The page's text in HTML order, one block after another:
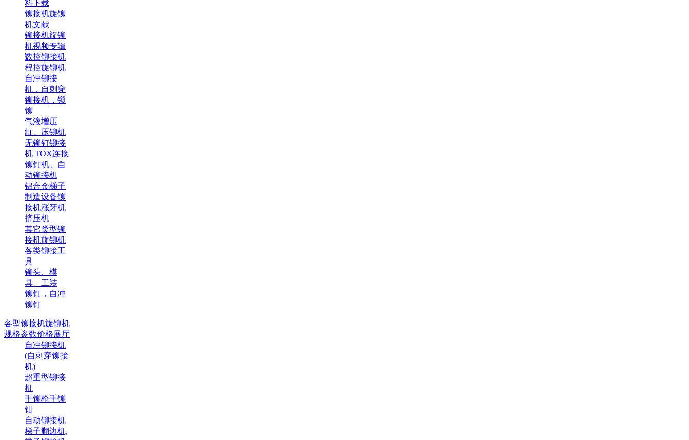
料下载
铆接机旋铆
机文献
铆接机旋铆
机视频专辑
数控铆接机
程控旋铆机
自冲铆接
机，自刺穿
铆接机，锁
铆
气液增压
缸、压铆机
无铆钉铆接
机 TOX连接
铆钉机、自
动铆接机
铝合金梯子
制造设备铆
接机涨牙机
挤压机
其它类型铆
接机旋铆机
各类铆接工
具
铆头、模
具、工装
铆钉，自冲
铆钉
各型铆接机旋铆机
规格参数价格展厅
自冲铆接机
(自刺穿铆接
机)
超重型铆接
机
手铆枪手铆
钳
自动铆接机
梯子翻边机,